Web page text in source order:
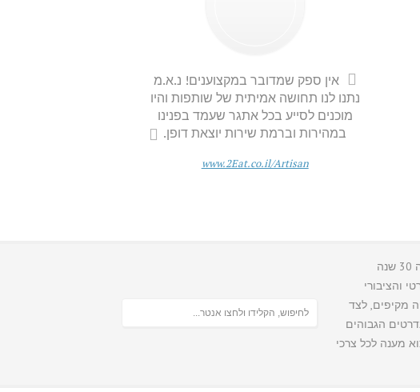
אין ספק שמדובר במקצוענים! נ.א.מ
נתנו לנו תחושה אמיתית של שותפות והיו
מוכנים לסייע בכל אתגר שעמד בפנינו
במהירות וברמת שירות יוצאת דופן.
www.2Eat.co.il/Artisan
נ.א.מ. בע"מ מעניקה מזה 30 שנה
והציבורי
מקיפים, לצד
הגבוהים
מענה לכל צרכי